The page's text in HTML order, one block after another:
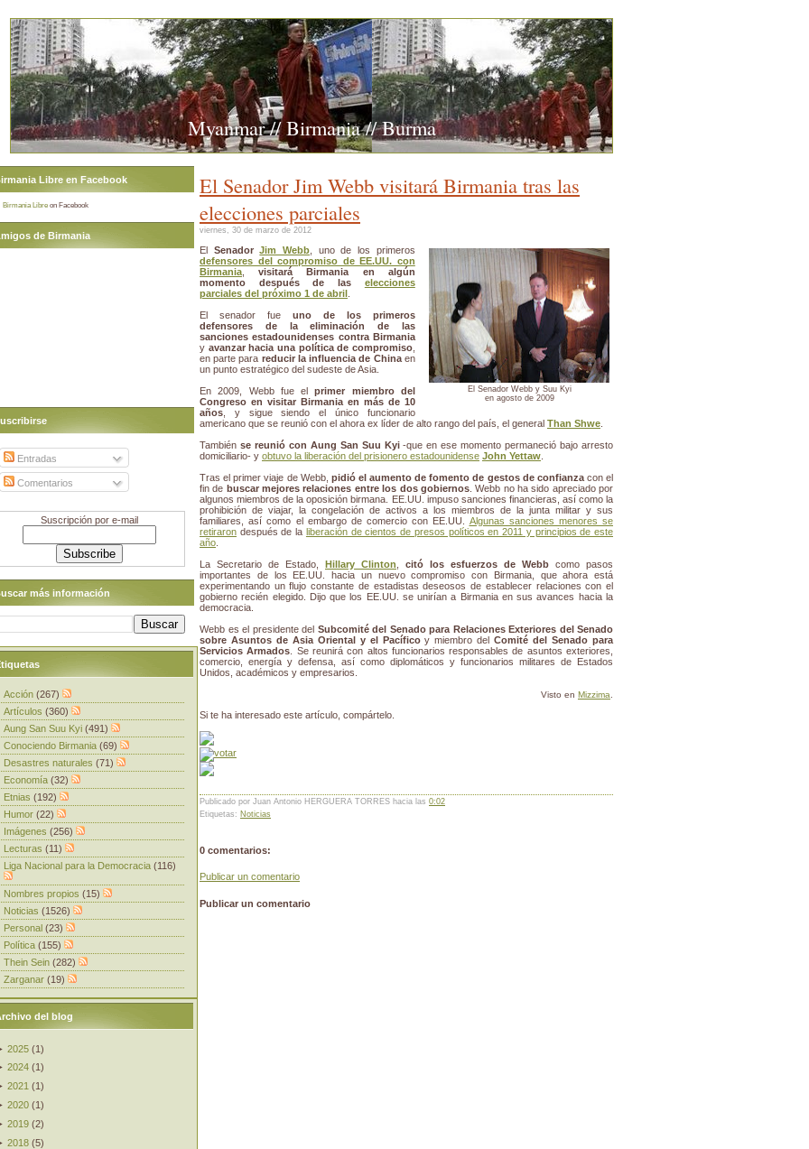
Myanmar // Birmania // Burma
El Senador Jim Webb visitará Birmania tras las
elecciones parciales
viernes, 30 de marzo de 2012
El Senador Webb y Suu Kyi
en agosto de 2009
El SenadorJim Webb , uno de los primeros
defensores del compromiso de EE.UU. con
Birmania ,visitará Birmania en algún
momento después de las elecciones
parciales del próximo 1 de abril
El senador fue uno de los primeros
defensores de la eliminación de las
sanciones estadounidenses contra Birmania
y avanzar hacia una política de compromiso,
en parte para reducir la influencia de Chinaen
un punto estratégico del sudeste de Asia.
En 2009, Webb fue elprimer miembro del
Congreso en visitar Birmania en más de 10
años , y sigue siendo el único funcionario
americano que se reunió con el ahora ex líder de alto rango del país, el general Than Shwe
También se reunió con Aung San Suu Kyi-que en ese momento permaneció bajo arresto
domiciliario- y obtuvo la liberación del prisionero estadounidense John Yettaw
Tras el primer viaje de Webb, pidió el aumento de fomento de gestos de confianzacon el
fin de buscar mejores relaciones entre los dos gobiernos. Webb no ha sido apreciado por
algunos miembros de la oposición birmana. EE.UU. impuso sanciones financieras, así como la
prohibición de viajar, la congelación de activos a los miembros de la junta militar y sus
familiares, así como el embargo de comercio con EE.UU. Algunas sanciones menores se
retiraron después de la liberación de cientos de presos políticos en 2011 y principios de este
año
La Secretario de Estado, Hillary Clinton citó los esfuerzos de Webb como pasos
importantes de los EE.UU. hacia un nuevo compromiso con Birmania, que ahora está
experimentando un flujo constante de estadistas deseosos de establecer relaciones con el
gobierno recién elegido. Dijo que los EE.UU. se unirían a Birmania en sus avances hacia la
democracia.
Webb es el presidente del Subcomité del Senado para Relaciones Exteriores del Senado
sobre Asuntos de Asia Oriental y el Pacíficoy miembro delComité del Senado para
Servicios Armados . Se reunirá con altos funcionarios responsables de asuntos exteriores,
comercio, energía y defensa, así como diplomáticos y funcionarios militares de Estados
Unidos, académicos y empresarios.
Visto en Mizzima
Si te ha interesado este artículo, compártelo.
Publicado por Juan Antonio HERGUERA TORRES hacia las 0:02
Etiquetas: Noticias
0 comentarios:
Publicar un comentario
Publicar un comentario
Libre en Facebook
Birmania Libre on Facebook
de Birmania
Entradas
Comentarios
Suscripción por e-mail
más información
Acción (267)
Artículos (360)
Aung San Suu Kyi (491)
Conociendo Birmania (69)
Desastres naturales (71)
Economía (32)
Etnias (192)
Humor (22)
Imágenes (256)
Lecturas (11)
Liga Nacional para la Democracia (116)
Nombres propios (15)
Noticias (1526)
Personal (23)
Política (155)
Thein Sein (282)
Zarganar (19)
del blog
2025 (1)
2024 (1 )
2021 (1)
2020 (1)
2019 (2)
2018 (5)